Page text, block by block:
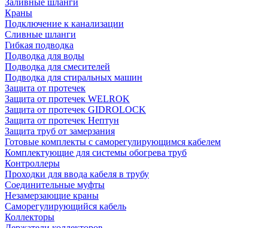
Краны
Подключение к канализации
Сливные шланги
Гибкая подводка
Подводка для воды
Подводка для смесителей
Подводка для стиральных машин
Защита от протечек
Защита от протечек WELROK
Защита от протечек GIDROLOCK
Защита от протечек Нептун
Защита труб от замерзания
Готовые комплекты с саморегулирующимся кабелем
Комплектующие для системы обогрева труб
Контроллеры
Проходки для ввода кабеля в трубу
Соединительные муфты
Незамерзающие краны
Саморегулирующийся кабель
Коллекторы